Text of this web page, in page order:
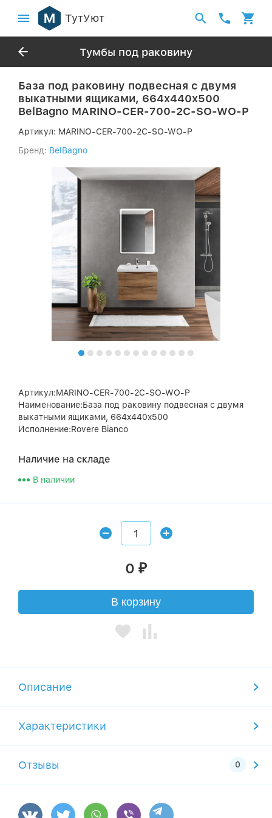
ТутУют
Тумбы под раковину
База под раковину подвесная с двумя
выкатными ящиками, 664x440x500
BelBagno MARINO-CER-700-2C-SO-WO-P
Артикул: MARINO-CER-700-2C-SO-WO-P
Бренд: BelBagno
Артикул:MARINO-CER-700-2C-SO-WO-P
Наименование:База под раковину подвесная с двумя
выкатными ящиками, 664x440x500
Исполнение:Rovere Bianco
Наличие на складе
В наличии
0 ₽
В корзину
Описание
Характеристики
Отзывы